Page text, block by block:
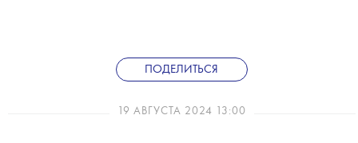
ПОДЕЛИТЬСЯ
19 АВГУСТА 2024 13:00